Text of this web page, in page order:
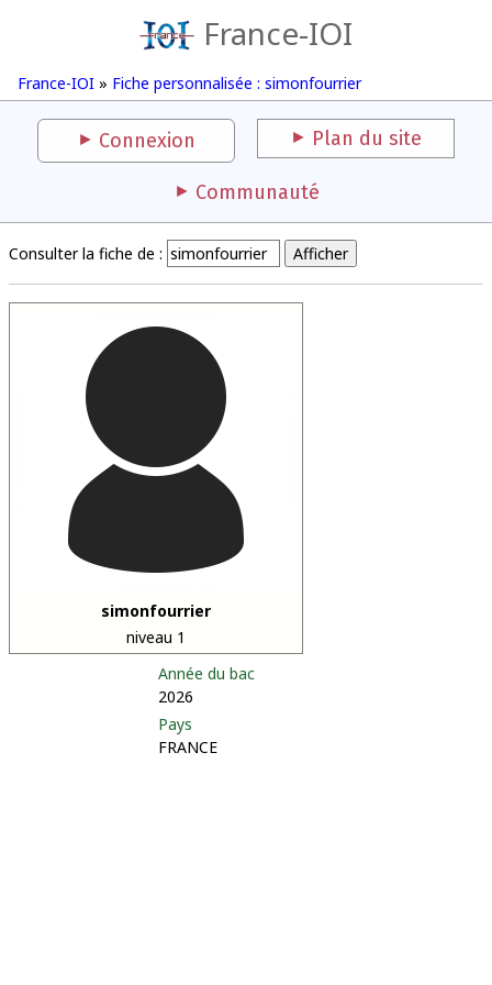
France-IOI
France-IOI » Fiche personnalisée : simonfourrier
Connexion Plan du site
Communauté
Consulter la fiche de :
simonfourrier
niveau 1
Année du bac
2026
Pays
FRANCE